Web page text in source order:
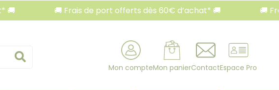
🚚 Frais de port offerts dès 60€ d’achat* 🚚 🚚 Frais
Mon compteMon panierContactEspace Pro